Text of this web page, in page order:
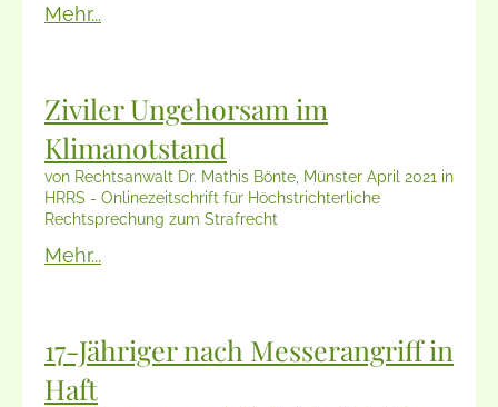
Mehr...
Ziviler Ungehorsam im
Klimanotstand
von Rechtsanwalt Dr. Mathis Bönte, Münster April 2021 in
HRRS - Onlinezeitschrift für Höchstrichterliche
Rechtsprechung zum Strafrecht
Mehr...
17-Jähriger nach Messerangriff in
Haft